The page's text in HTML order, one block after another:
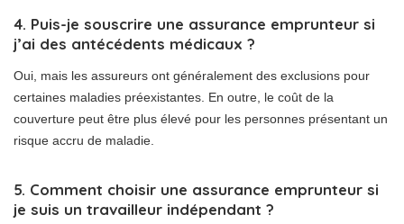
4. Puis-je souscrire une assurance emprunteur si
j’ai des antécédents médicaux ?
Oui, mais les assureurs ont généralement des exclusions pour
certaines maladies préexistantes. En outre, le coût de la
couverture peut être plus élevé pour les personnes présentant un
risque accru de maladie.
5. Comment choisir une assurance emprunteur si
je suis un travailleur indépendant ?